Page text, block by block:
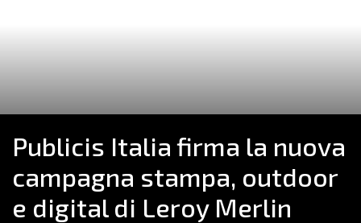
Publicis Italia firma la nuova
campagna stampa, outdoor
e digital di Leroy Merlin